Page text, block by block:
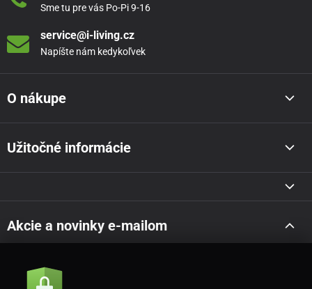
Sme tu pre vás Po-Pi 9-16
service@i-living.cz
Napíšte nám kedykoľvek
O nákupe
Užitočné informácie
Akcie a novinky e-mailom